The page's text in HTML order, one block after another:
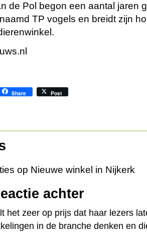
de Pol begon een aantal jaren
TP vogels en breidt zijn
Share Post
op Nieuwe winkel in Nijkerk
achter
het zeer op prijs dat haar lezers
in de branche denken en